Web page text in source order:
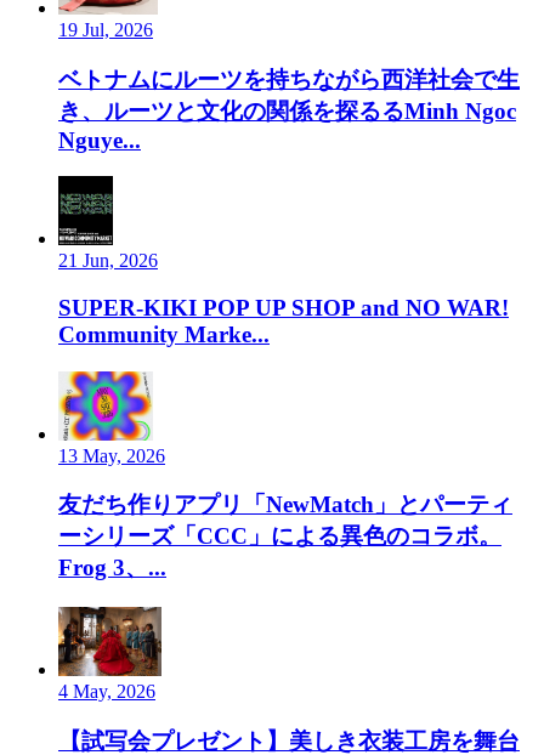
19 Jul, 2026
ベトナムにルーツを持ちながら西洋社会で生
き、ルーツと文化の関係を探るるMinh Ngoc
Nguye...
21 Jun, 2026
SUPER-KIKI POP UP SHOP and NO WAR!
Community Marke...
13 May, 2026
友だち作りアプリ「NewMatch」とパーティ
ーシリーズ「CCC」による異色のコラボ。
Frog 3、...
4 May, 2026
【試写会プレゼント】美しき衣装工房を舞台